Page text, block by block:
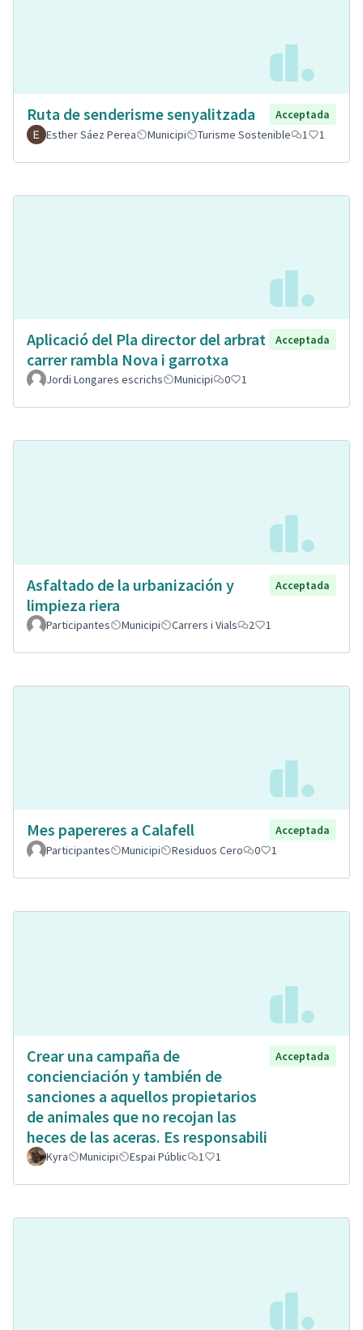
Ruta de senderisme senyalitzada
Acceptada
Esther Sáez Perea
Municipi Turisme Sostenible 1 1
Aplicació del Pla director del arbrat
carrer rambla Nova i garrotxa
Acceptada
Jordi Longares escrichs Municipi 0 1
Asfaltado de la urbanización y
limpieza riera
Acceptada
Participantes Municipi Carrers i Vials 2 1
Mes papereres a Calafell
Acceptada
Participantes
Municipi Residuos Cero 0 1
Crear una campaña de
concienciación y también de
sanciones a aquellos propietarios
de animales que no recojan las
heces de las aceras. Es responsabili
Acceptada
Kyra Municipi Espai Públic 1 1